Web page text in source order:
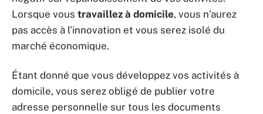
Lorsque vous travaillez à domicile, vous n’aurez
pas accès à l’innovation et vous serez isolé du
marché économique.
Étant donné que vous développez vos activités à
domicile, vous serez obligé de publier votre
adresse personnelle sur tous les documents